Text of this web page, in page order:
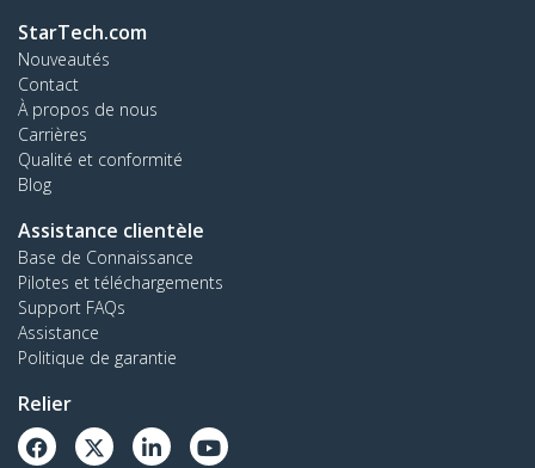
StarTech.com
Nouveautés
Contact
À propos de nous
Carrières
Qualité et conformité
Blog
Assistance clientèle
Base de Connaissance
Pilotes et téléchargements
Support FAQs
Assistance
Politique de garantie
Relier